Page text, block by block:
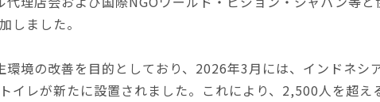
しました。
境の改善を目的としており、2026年3月には、インドネシ
イレが新たに設置されました。これにより、2,500人を超え